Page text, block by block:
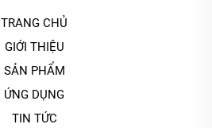
TRANG CHỦ
GIỚI THIỆU
SẢN PHẨM
ỨNG DỤNG
TIN TỨC